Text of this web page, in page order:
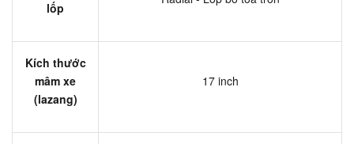
lốp
Kích thước
mâm xe
(lazang)
17 inch